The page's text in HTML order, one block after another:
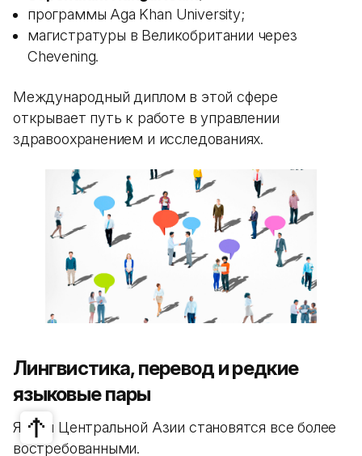
программы Aga Khan University;
магистратуры в Великобритании через
Chevening.
Международный диплом в этой сфере
открывает путь к работе в управлении
здравоохранением и исследованиях.
Лингвистика, перевод и редкие
языковые пары
Языки Центральной Азии становятся все более
востребованными.